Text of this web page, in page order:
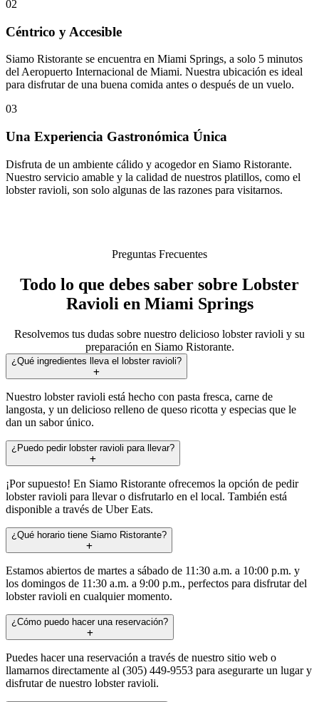
02
Céntrico y Accesible
Siamo Ristorante se encuentra en Miami Springs, a solo 5 minutos
del Aeropuerto Internacional de Miami. Nuestra ubicación es ideal
para disfrutar de una buena comida antes o después de un vuelo.
03
Una Experiencia Gastronómica Única
Disfruta de un ambiente cálido y acogedor en Siamo Ristorante.
Nuestro servicio amable y la calidad de nuestros platillos, como el
lobster ravioli, son solo algunas de las razones para visitarnos.
Preguntas Frecuentes
Todo lo que debes saber sobre Lobster
Ravioli en Miami Springs
Resolvemos tus dudas sobre nuestro delicioso lobster ravioli y su
preparación en Siamo Ristorante.
¿Qué ingredientes lleva el lobster ravioli?
Nuestro lobster ravioli está hecho con pasta fresca, carne de
langosta, y un delicioso relleno de queso ricotta y especias que le
dan un sabor único.
¿Puedo pedir lobster ravioli para llevar?
¡Por supuesto! En Siamo Ristorante ofrecemos la opción de pedir
lobster ravioli para llevar o disfrutarlo en el local. También está
disponible a través de Uber Eats.
¿Qué horario tiene Siamo Ristorante?
Estamos abiertos de martes a sábado de 11:30 a.m. a 10:00 p.m. y
los domingos de 11:30 a.m. a 9:00 p.m., perfectos para disfrutar del
lobster ravioli en cualquier momento.
¿Cómo puedo hacer una reservación?
Puedes hacer una reservación a través de nuestro sitio web o
llamarnos directamente al (305) 449-9553 para asegurarte un lugar y
disfrutar de nuestro lobster ravioli.